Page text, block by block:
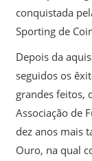
conquistada
Sporting de
Depois da
seguidos os
grandes feitos,
Associação de
dez anos mais
Ouro, na qual